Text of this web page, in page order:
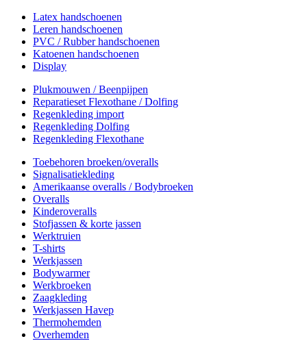
Latex handschoenen
Leren handschoenen
PVC / Rubber handschoenen
Katoenen handschoenen
Display
Plukmouwen / Beenpijpen
Reparatieset Flexothane / Dolfing
Regenkleding import
Regenkleding Dolfing
Regenkleding Flexothane
Toebehoren broeken/overalls
Signalisatiekleding
Amerikaanse overalls / Bodybroeken
Overalls
Kinderoveralls
Stofjassen & korte jassen
Werktruien
T-shirts
Werkjassen
Bodywarmer
Werkbroeken
Zaagkleding
Werkjassen Havep
Thermohemden
Overhemden